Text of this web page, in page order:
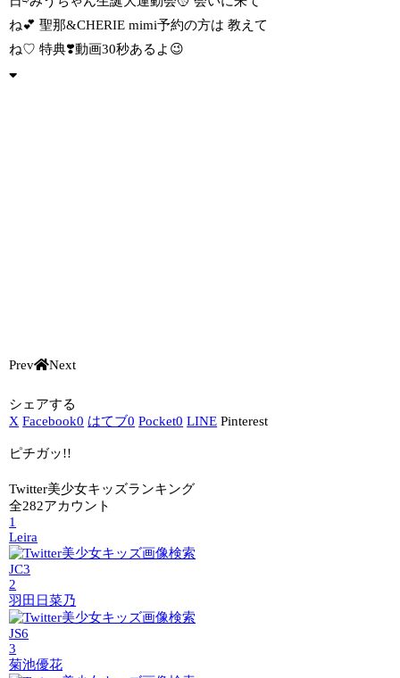
ね💕 聖那&CHERIE mimi予約の方は 教えて
ね♡ 特典❣️動画30秒あるよ😉
Prev Next
シェアする
X Facebook0 はてブ0 Pocket0 LINE Pinterest
ピチガッ!!
Twitter美少女キッズランキング
全282アカウント
1
Leira
JC3
2
羽田日菜乃
JS6
3
菊池優花